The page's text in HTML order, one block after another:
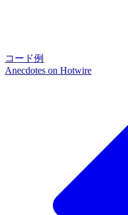
コード例
Anecdotes on Hotwire